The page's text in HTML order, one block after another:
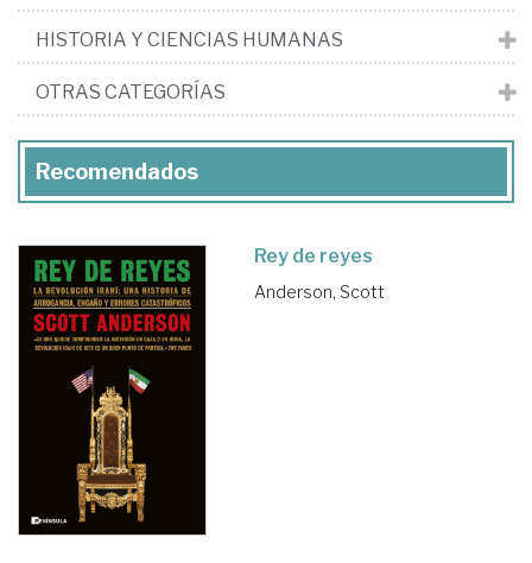
HISTORIA Y CIENCIAS HUMANAS
OTRAS CATEGORÍAS
Recomendados
Rey de reyes
Anderson, Scott